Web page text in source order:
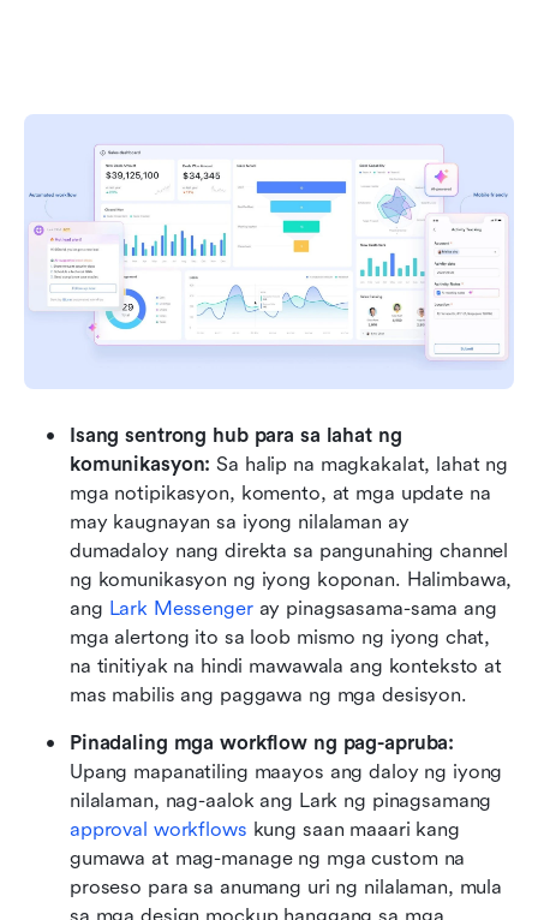
Isang sentrong hub para sa lahat ng
komunikasyon: Sa halip na magkakalat, lahat ng
mga notipikasyon, komento, at mga update na
may kaugnayan sa iyong nilalaman ay
dumadaloy nang direkta sa pangunahing channel
ng komunikasyon ng iyong koponan. Halimbawa,
ang Lark Messenger ay pinagsasama-sama ang
mga alertong ito sa loob mismo ng iyong chat,
na tinitiyak na hindi mawawala ang konteksto at
mas mabilis ang paggawa ng mga desisyon.
Pinadaling mga workflow ng pag-apruba:
Upang mapanatiling maayos ang daloy ng iyong
approval workflows kung saan maaari kang
gumawa at mag-manage ng mga custom na
proseso para sa anumang uri ng nilalaman, mula